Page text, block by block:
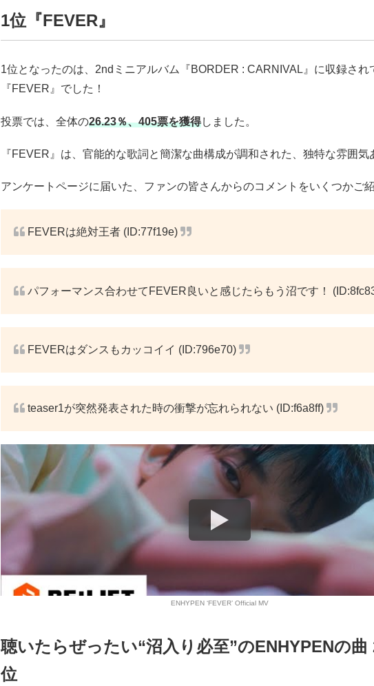
1位『FEVER』
1位となったのは、2ndミニアルバム『BORDER : CARNIVAL』に収録され
『FEVER』でした！
投票では、全体の26.23％、405票を獲得しました。
『FEVER』は、官能的な歌詞と簡潔な曲構成が調和された、独特な雰囲気
アンケートページに届いた、ファンの皆さんからのコメントをいくつかご
FEVERは絶対王者 (ID:77f19e)
パフォーマンス合わせてFEVER良いと感じたらもう沼です！
FEVERはダンスもカッコイイ (ID:796e70)
teaser1が突然発表された時の衝撃が忘れられない (ID:f6a8ff)
ENHYPEN ‘FEVER’ Official MV
聴いたらぜったい“沼入り必至”のENHYPENの曲
位